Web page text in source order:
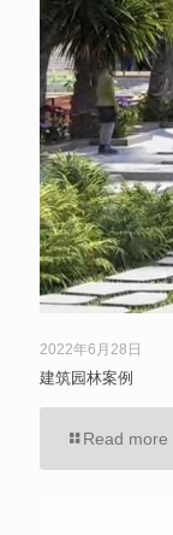
2022年6月28日
建筑园林案例
Read more